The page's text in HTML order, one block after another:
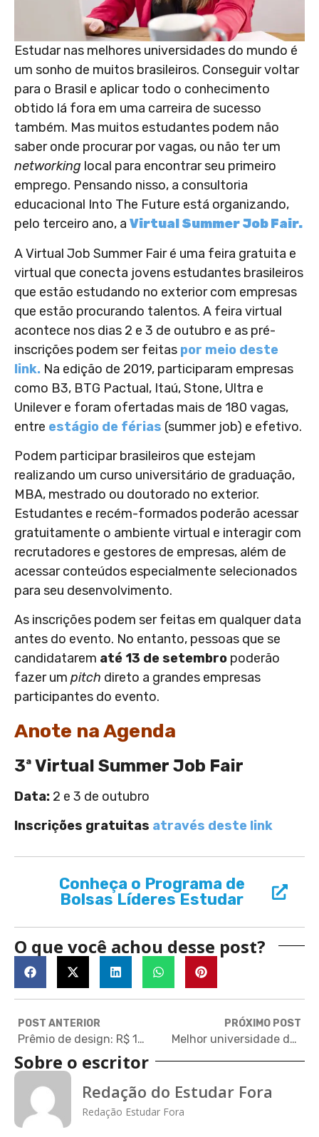
Estudar nas melhores universidades do mundo é
um sonho de muitos brasileiros. Conseguir voltar
para o Brasil e aplicar todo o conhecimento
obtido lá fora em uma carreira de sucesso
também. Mas muitos estudantes podem não
saber onde procurar por vagas, ou não ter um
networking local para encontrar seu primeiro
emprego. Pensando nisso, a consultoria
educacional Into The Future está organizando,
pelo terceiro ano, a Virtual Summer Job Fair.
A Virtual Job Summer Fair é uma feira gratuita e
virtual que conecta jovens estudantes brasileiros
que estão estudando no exterior com empresas
que estão procurando talentos. A feira virtual
acontece nos dias 2 e 3 de outubro e as pré-
inscrições podem ser feitas por meio deste
link. Na edição de 2019, participaram empresas
como B3, BTG Pactual, Itaú, Stone, Ultra e
Unilever e foram ofertadas mais de 180 vagas,
entre estágio de férias (summer job) e efetivo.
Podem participar brasileiros que estejam
realizando um curso universitário de graduação,
MBA, mestrado ou doutorado no exterior.
Estudantes e recém-formados poderão acessar
gratuitamente o ambiente virtual e interagir com
recrutadores e gestores de empresas, além de
acessar conteúdos especialmente selecionados
para seu desenvolvimento.
As inscrições podem ser feitas em qualquer data
antes do evento. No entanto, pessoas que se
candidatarem até 13 de setembro poderão
fazer um pitch direto a grandes empresas
participantes do evento.
Anote na Agenda
3ª Virtual Summer Job Fair
Data: 2 e 3 de outubro
Inscrições gratuitas através deste link
Conheça o Programa de
Bolsas Líderes Estudar
O que você achou desse post?
POST ANTERIOR
Prêmio de design: R$ 100 mil e viagem ao Japão
PRÓXIMO POST
Melhor universidade do Canadá oferece bolsas integrais para graduação
Sobre o escritor
Redação do Estudar Fora
Redação Estudar Fora